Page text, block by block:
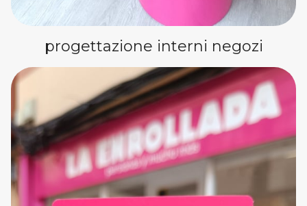
progettazione interni negozi